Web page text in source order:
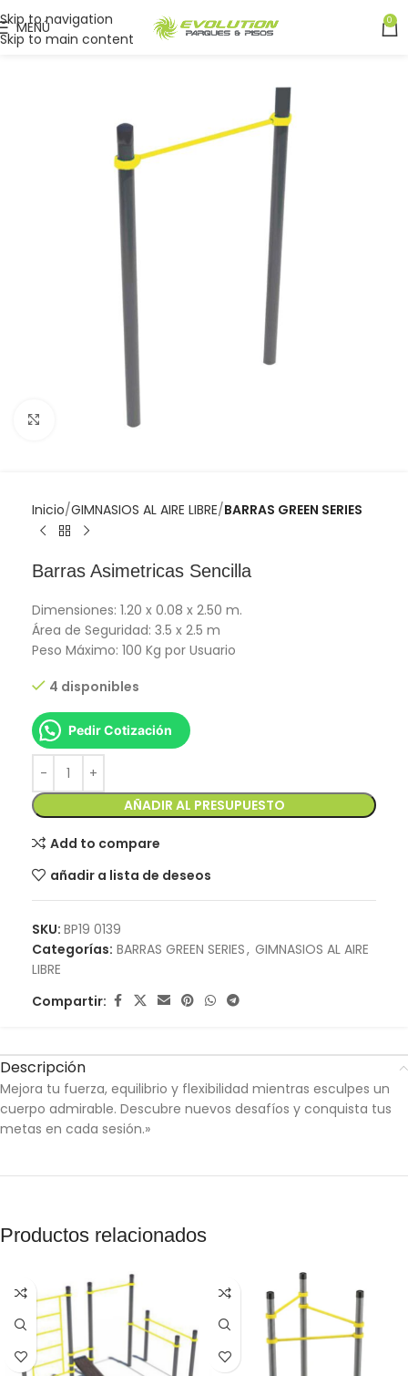
Skip to navigation
Skip to main content
MENÚ 0
Click to enlarge
Inicio GIMNASIOS AL AIRE LIBRE BARRAS GREEN SERIES
Barras Asimetricas Sencilla
Dimensiones: 1.20 x 0.08 x 2.50 m.
Área de Seguridad: 3.5 x 2.5 m
Peso Máximo: 100 Kg por Usuario
4 disponibles
Pedir Cotización
AÑADIR AL PRESUPUESTO
Add to compare
añadir a lista de deseos
SKU: BP19 0139
Categorías: BARRAS GREEN SERIES, GIMNASIOS AL AIRE
LIBRE
Compartir:
Descripción
Mejora tu fuerza, equilibrio y flexibilidad mientras esculpes un
cuerpo admirable. Descubre nuevos desafíos y conquista tus
metas en cada sesión.»
Productos relacionados